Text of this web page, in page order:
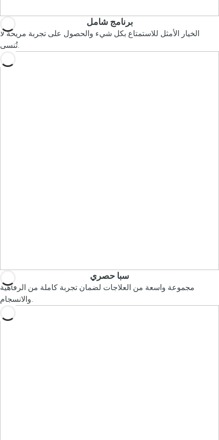
برنامج شامل
الخيار الأمثل للاستمتاع بكل شيء والحصول على تجربة مريحة لا
تُنسى.
سبا حصري
مجموعة واسعة من العلاجات لضمان تجربة كاملة من الرفاهية
والانسجام.